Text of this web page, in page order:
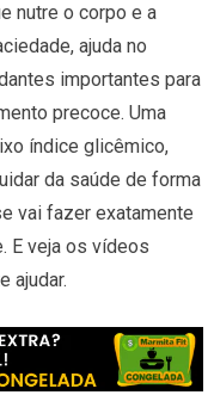
nutre o corpo e a
ajuda no
importantes para
precoce. Uma
índice glicêmico,
da saúde de forma
vai fazer exatamente
E veja os vídeos
ajudar.